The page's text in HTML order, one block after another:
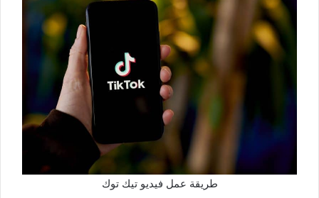
طريقة عمل فيديو تيك توك